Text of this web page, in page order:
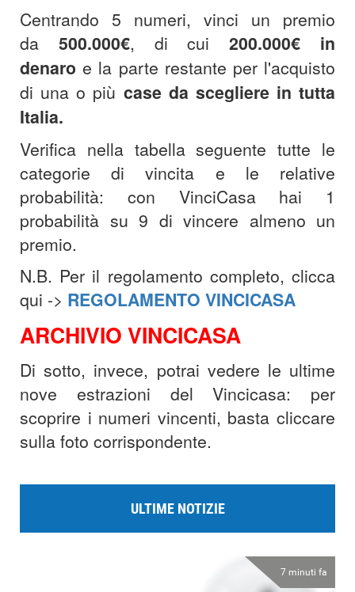
Centrando 5 numeri, vinci un premio
da 500.000€, di cui200.000€
in
denaroe la parte restante per l'acquisto
di una o più case da scegliere in tutta
Italia.
Verifica nella tabella seguente tutte le
categorie di vincita e le relative
probabilità: con VinciCasa hai 1
probabilità su 9 di vincere almeno un
premio.
N.B. Per il regolamento completo, clicca
qui -> REGOLAMENTO VINCICASA
ARCHIVIO VINCICASA
Di sotto, invece, potrai vedere le ultime
nove estrazioni del Vincicasa: per
scoprire i numeri vincenti, basta cliccare
sulla foto corrispondente.
ULTIME NOTIZIE
7 minuti fa